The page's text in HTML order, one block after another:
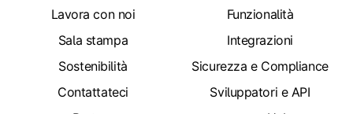
Lavora con noi
Sala stampa
Sostenibilità
Contattateci
Funzionalità
Integrazioni
Sicurezza e Compliance
Sviluppatori e API